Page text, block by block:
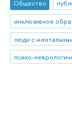
Общество
инклюзивное
люди с
психо-